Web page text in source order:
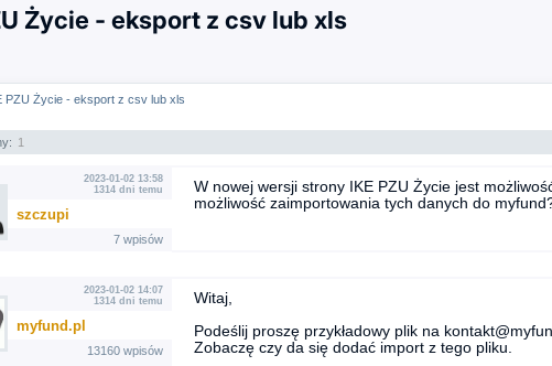
Życie - eksport z csv lub xls
PZU Życie - eksport z csv lub xls
1
2023-01-02 13:58
1314 dni temu
szczupi
7 wpisów
W nowej wersji strony IKE PZU Życie jest
możliwość zaimportowania tych danych do
2023-01-02 14:07
1314 dni temu
myfund.pl
13160 wpisów
Witaj,
Podeślij proszę przykładowy plik na
Zobaczę czy da się dodać import z tego pliku.